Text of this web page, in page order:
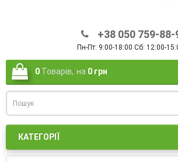
+38 050 759-88-
Пн-Пт: 9:00-18:00 Сб: 12:00-
0 Товарів, на 0 грн
КАТЕГОРІЇ